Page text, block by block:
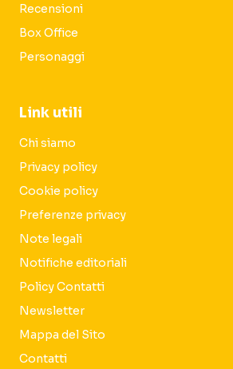
Recensioni
Box Office
Personaggi
Link utili
Chi siamo
Privacy policy
Cookie policy
Preferenze privacy
Note legali
Notifiche editoriali
Policy Contatti
Newsletter
Mappa del Sito
Contatti